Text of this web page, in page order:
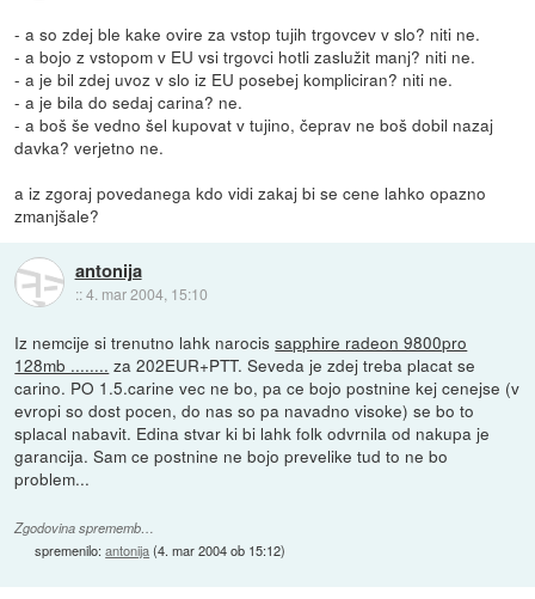
- a so zdej ble kake ovire za vstop tujih trgovcev v slo? niti ne.
- a bojo z vstopom v EU vsi trgovci hotli zaslužit manj? niti ne.
- a je bil zdej uvoz v slo iz EU posebej kompliciran? niti ne.
- a je bila do sedaj carina? ne.
- a boš še vedno šel kupovat v tujino, čeprav ne boš dobil nazaj
davka? verjetno ne.
a iz zgoraj povedanega kdo vidi zakaj bi se cene lahko opazno
zmanjšale?
antonija
::4. mar 2004, 15:10
Iz nemcije si trenutno lahk narocissapphire radeon 9800pro
128mb ........ za 202EUR+PTT. Seveda je zdej treba placat se
carino. PO 1.5.carine vec ne bo, pa ce bojo postnine kej cenejse (v
evropi so dost pocen, do nas so pa navadno visoke) se bo to
splacal nabavit. Edina stvar ki bi lahk folk odvrnila od nakupa je
garancija. Sam ce postnine ne bojo prevelike tud to ne bo
problem...
Zgodovina sprememb…
spremenilo:antonija(4. mar 2004 ob 15:12)